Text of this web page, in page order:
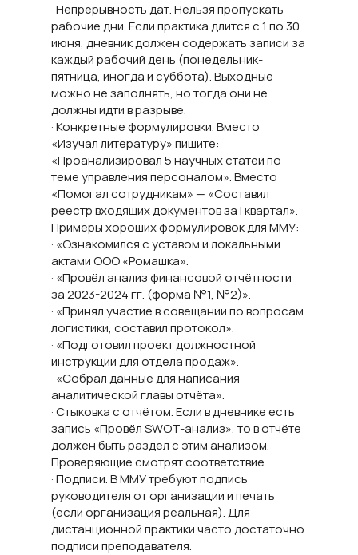
· Непрерывность дат. Нельзя пропускать
рабочие дни. Если практика длится с 1 по 30
июня, дневник должен содержать записи за
каждый рабочий день (понедельник-
пятница, иногда и суббота). Выходные
можно не заполнять, но тогда они не
должны идти в разрыве.
· Конкретные формулировки. Вместо
«Изучал литературу» пишите:
«Проанализировал 5 научных статей по
теме управления персоналом». Вместо
«Помогал сотрудникам» — «Составил
реестр входящих документов за I квартал».
Примеры хороших формулировок для ММУ:
· «Ознакомился с уставом и локальными
актами ООО «Ромашка».
· «Провёл анализ финансовой отчётности
за 2023-2024 гг. (форма №1, №2)».
· «Принял участие в совещании по вопросам
логистики, составил протокол».
· «Подготовил проект должностной
инструкции для отдела продаж».
· «Собрал данные для написания
аналитической главы отчёта».
· Стыковка с отчётом. Если в дневнике есть
запись «Провёл SWOT-анализ», то в отчёте
должен быть раздел с этим анализом.
Проверяющие смотрят соответствие.
· Подписи. В ММУ требуют подпись
руководителя от организации и печать
(если организация реальная). Для
дистанционной практики часто достаточно
подписи преподавателя.